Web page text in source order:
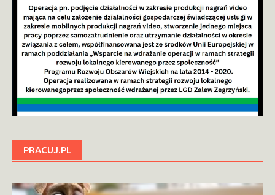
PRACUJ.PL